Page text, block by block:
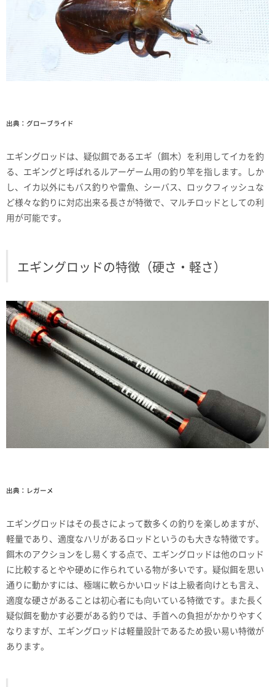
出典：グローブライド
エギングロッドは、疑似餌であるエギ（餌木）を利用してイカを釣
る、エギングと呼ばれるルアーゲーム用の釣り竿を指します。しか
し、イカ以外にもバス釣りや雷魚、シーバス、ロックフィッシュな
ど様々な釣りに対応出来る長さが特徴で、マルチロッドとしての利
用が可能です。
エギングロッドの特徴（硬さ・軽さ）
出典：レガーメ
エギングロッドはその長さによって数多くの釣りを楽しめますが、
軽量であり、適度なハリがあるロッドというのも大きな特徴です。
餌木のアクションをし易くする点で、エギングロッドは他のロッド
に比較するとやや硬めに作られている物が多いです。疑似餌を思い
通りに動かすには、極端に軟らかいロッドは上級者向けとも言え、
適度な硬さがあることは初心者にも向いている特徴です。また長く
疑似餌を動かす必要がある釣りでは、手首への負担がかかりやすく
なりますが、エギングロッドは軽量設計であるため扱い易い特徴が
あります。